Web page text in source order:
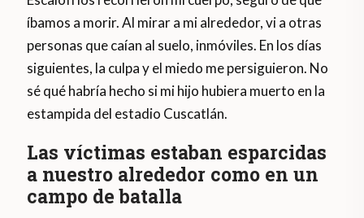
íbamos a morir. Al mirar a mi alrededor, vi a otras
personas que caían al suelo, inmóviles. En los días
siguientes, la culpa y el miedo me persiguieron. No
sé qué habría hecho si mi hijo hubiera muerto en la
estampida del estadio Cuscatlán.
Las víctimas estaban esparcidas
a nuestro alrededor como en un
campo de batalla